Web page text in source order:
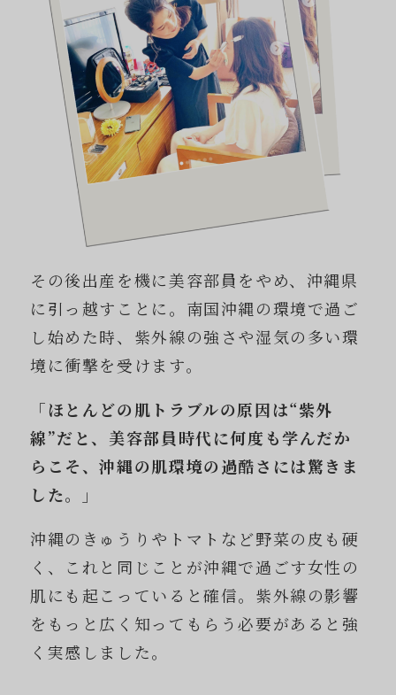
その後出産を機に美容部員をやめ、沖縄県
に引っ越すことに。南国沖縄の環境で過ご
し始めた時、紫外線の強さや湿気の多い環
境に衝撃を受けます。
「ほとんどの肌トラブルの原因は“紫外
線”だと、美容部員時代に何度も学んだか
らこそ、沖縄の肌環境の過酷さには驚きま
した。」
沖縄のきゅうりやトマトなど野菜の皮も硬
く、これと同じことが沖縄で過ごす女性の
肌にも起こっていると確信。紫外線の影響
をもっと広く知ってもらう必要があると強
く実感しました。